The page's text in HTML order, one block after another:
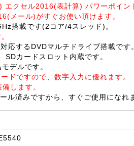
クセル2016(表計算) パワーポイン
メール)がすぐお使い頂けます。
搭載です(2コア/4スレッド)。
応するDVDマルチドライブ搭載です
カードスロット内蔵です。
デルです。
ドですので、数字入力に優れます。
します。
済みですから、すぐご使用になれ